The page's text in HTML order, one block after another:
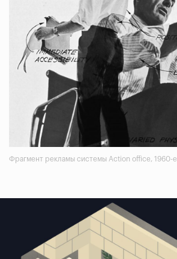
Фрагмент рекламы системы Action office, 1960-е